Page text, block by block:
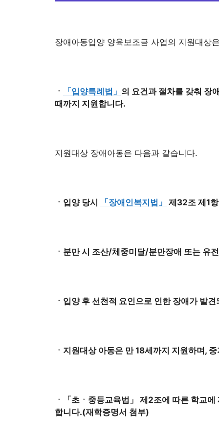
장애아동입양 양육보조금 사업의 지원대상
ㆍ 「입양특례법」 의 요건과 절차를 갖춰 장
때까지 지원합니다.
지원대상 장애아동은 다음과 같습니다.
ㆍ입양 당시 「장애인복지법」 제32조 제1
ㆍ분만 시 조산/체중미달/분만장애 또는 유
ㆍ입양 후 선천적 요인으로 인한 장애가 발
ㆍ지원대상 아동은 만 18세까지 지원하며,
ㆍ「초ㆍ중등교육법」 제2조에 따른 학교
합니다.(재학증명서 첨부)